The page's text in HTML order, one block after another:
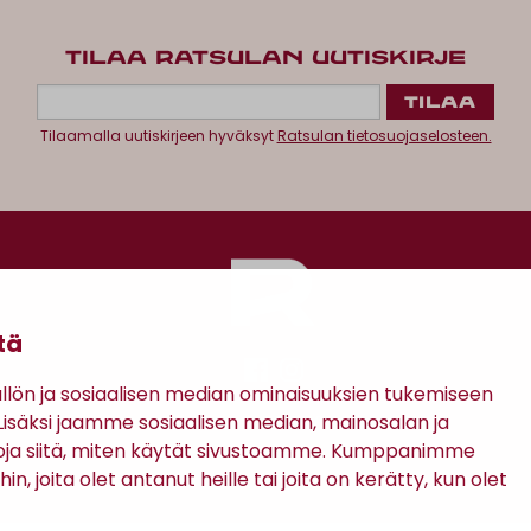
ja sosiaalisen median ominaisuuksien tukemiseen
jaamme sosiaalisen median, mainosalan ja
siitä, miten käytät sivustoamme. Kumppanimme
joita olet antanut heille tai joita on kerätty, kun olet
TILAA RATSULAN UUTISKIRJE
Tilaamalla uutiskirjeen hyväksytRatsulan tietosuojaselosteen.
Antinkatu 17, 28100 Pori